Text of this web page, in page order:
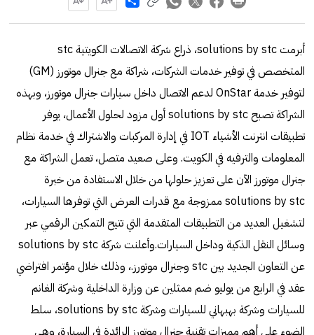
أبرمت solutions by stc، ذراع شركة الاتصالات الكويتية stc
المتخصص في توفير خدمات الشركات، شراكة مع جنرال موتورز (GM)
لتوفير خدمة OnStar لدعم الاتصال داخل سيارات جنرال موتورز، وبهذه
الشراكة تصبح solutions by stc أول مزود لحلول الأعمال، يوفر
تطبيقات انترنت الأشياء IOT في إدارة المركبات والاشتراك في خدمة نظام
المعلومات والترفيه في الكويت. وعلى صعيد متصل، تعمل الشراكة مع
جنرال موتورز الآن على تعزيز حلولها من خلال الاستفادة من خبرة
solutions by stc ممزوجة مع قدرات العرض التي توفرها السيارات،
لتشغيل العديد من التطبيقات المتقدمة التي تتيح التمكين الرقمي عبر
وسائل النقل الذكية وداخل السيارات.وأعلنت شركة solutions by stc
عن التعاون الجديد بين stc وجنرال موتورز.، وذلك خلال مؤتمر افتراضي
عقد في الرابع من يوليو ضم ممثلين عن وزارة الداخلية وشركة الغانم
للسيارات وشركة بهبهاني للسيارات وشركة solutions by stc، سلط
الضوء على أهم مميزات تقنية جنرال موتورز الرائدة في السيارة، وهي